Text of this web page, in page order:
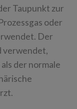
Taupunkt zur
oder
Der
verwendet,
der normale